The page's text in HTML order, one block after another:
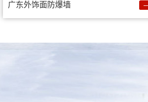
广东外饰面防爆墙